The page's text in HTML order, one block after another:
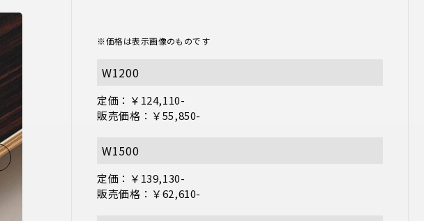
※価格は表示画像のものです
W1200
定価：￥124,110-
販売価格：￥55,850-
W1500
定価：￥139,130-
販売価格：￥62,610-